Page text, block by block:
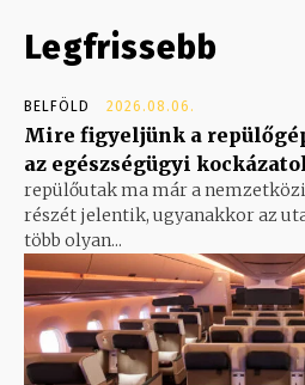
Legfrissebb
BELFÖLD 2026.08.06.
Mire figyeljünk a
az egészségügyi
repülőutak ma már a
részét jelentik, ugyanakkor az
több olyan...